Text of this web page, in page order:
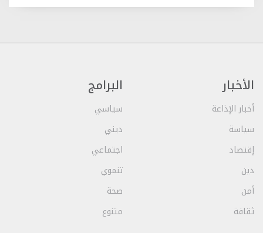
الأخبار
أخبار الإذاعة
سياسة
إقتصاد
دين
أمن
ثقافة
البرامج
سياسي
ديني
اجتماعي
تنموي
صحة
متنوع